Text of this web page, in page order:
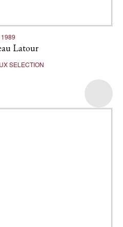
1989
Latour
SELECTION